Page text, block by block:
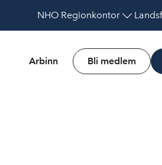
NHO Regionkontor
Arbinn Bli medlem